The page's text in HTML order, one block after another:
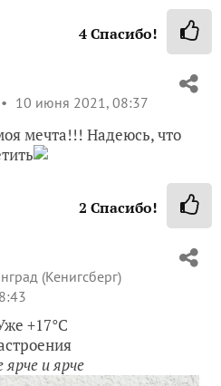
4Спасибо!
10 июня 2021, 08:37
мечта!!! Надеюсь, что
2 Спасибо!
(Кенигсберг)
+17°С
ярче и ярче